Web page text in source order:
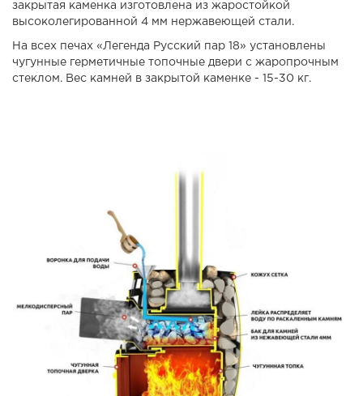
закрытая каменка изготовлена из жаростойкой
высоколегированной 4 мм нержавеющей стали.
На всех печах «Легенда Русский пар 18» установлены
чугунные герметичные топочные двери с жаропрочным
стеклом. Вес камней в закрытой каменке - 15-30 кг.